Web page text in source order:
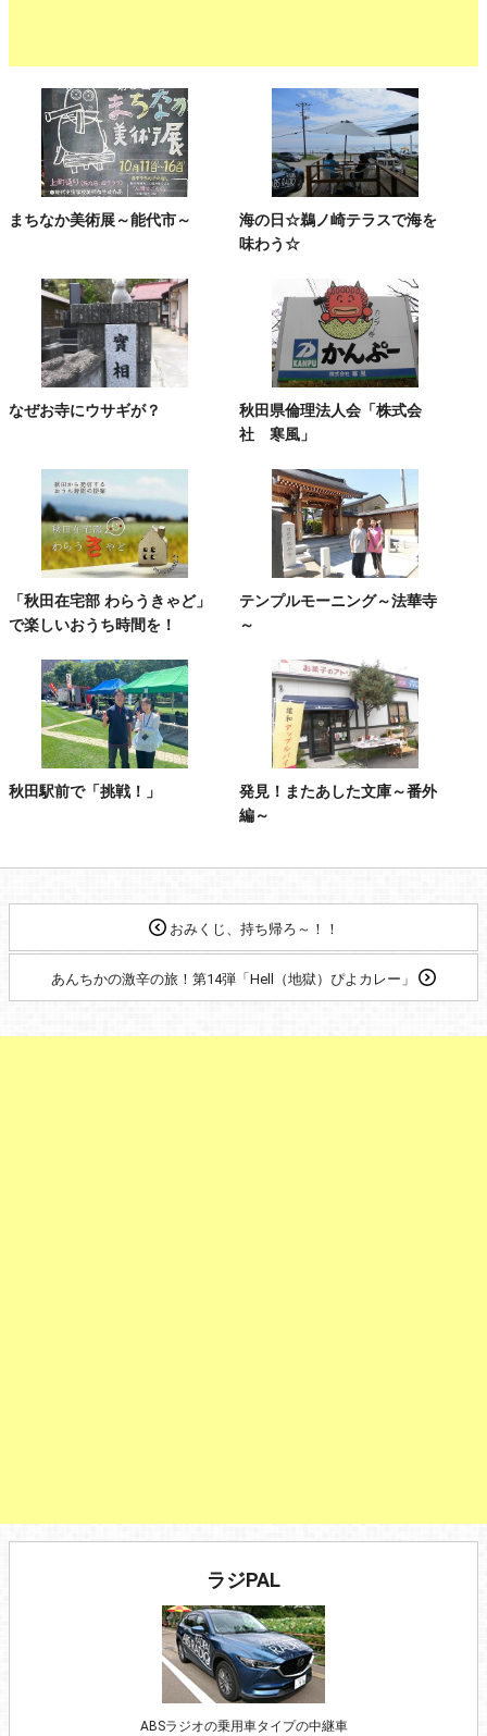
まちなか美術展～能代市～
海の日☆鵜ノ崎テラスで海を
味わう☆
なぜお寺にウサギが？
秋田県倫理法人会「株式会
社 寒風」
「秋田在宅部 わらうきゃど」
で楽しいおうち時間を！
テンプルモーニング～法華寺
～
秋田駅前で「挑戦！」
発見！またあした文庫～番外
編～
おみくじ、持ち帰ろ～！！
あんちかの激辛の旅！第14弾「Hell（地獄）ぴよカレー」
ラジPAL
ABSラジオの乗用車タイプの中継車